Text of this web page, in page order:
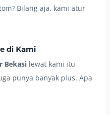
Bilang aja, kami atur
di Kami
Bekasi lewat kami itu
punya banyak plus. Apa